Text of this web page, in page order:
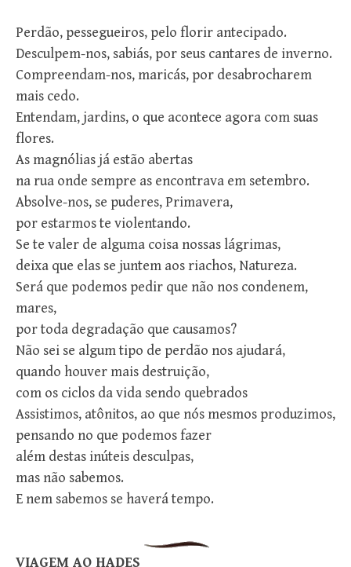
Perdão, pessegueiros, pelo florir antecipado.
Desculpem-nos, sabiás, por seus cantares de inverno.
Compreendam-nos, maricás, por desabrocharem
mais cedo.
Entendam, jardins, o que acontece agora com suas
flores.
As magnólias já estão abertas
na rua onde sempre as encontrava em setembro.
Absolve-nos, se puderes, Primavera,
por estarmos te violentando.
Se te valer de alguma coisa nossas lágrimas,
deixa que elas se juntem aos riachos, Natureza.
Será que podemos pedir que não nos condenem,
mares,
por toda degradação que causamos?
Não sei se algum tipo de perdão nos ajudará,
quando houver mais destruição,
com os ciclos da vida sendo quebrados
Assistimos, atônitos, ao que nós mesmos produzimos,
pensando no que podemos fazer
além destas inúteis desculpas,
mas não sabemos.
E nem sabemos se haverá tempo.
VIAGEM AO HADES